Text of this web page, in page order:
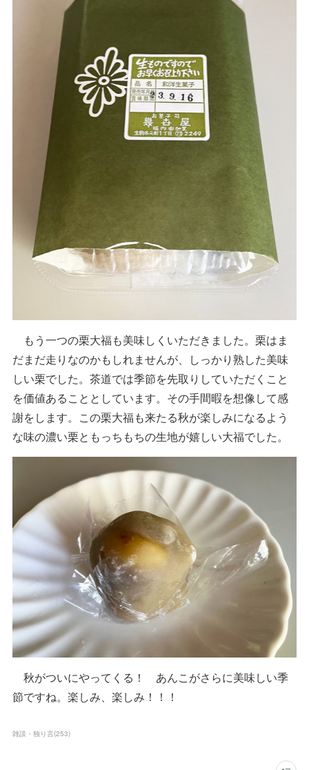
もう一つの栗大福も美味しくいただきました。栗はま
だまだ走りなのかもしれませんが、しっかり熟した美味
しい栗でした。茶道では季節を先取りしていただくこと
を価値あることとしています。その手間暇を想像して感
謝をします。この栗大福も来たる秋が楽しみになるよう
な味の濃い栗ともっちもちの生地が嬉しい大福でした。
秋がついにやってくる！ あんこがさらに美味しい季
節ですね。楽しみ、楽しみ！！！
雑談・独り言(253)